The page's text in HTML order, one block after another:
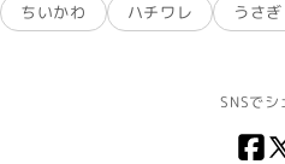
ちいかわ ハチワレ うさぎ
SNSでシ